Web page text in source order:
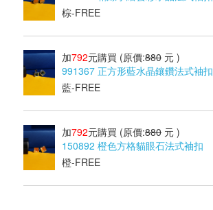
棕-FREE
加792元購買 (原價:880 元 )
991367 正方形藍水晶鑲鑽法式袖扣
藍-FREE
加792元購買 (原價:880 元 )
150892 橙色方格貓眼石法式袖扣
橙-FREE